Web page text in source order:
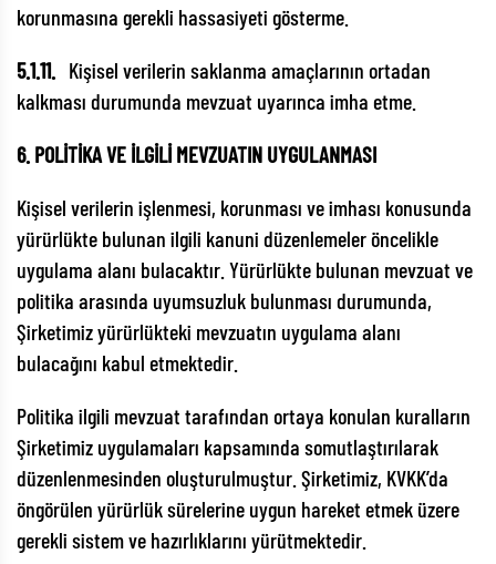
korunmasına gerekli hassasiyeti gösterme.
5.1.11. Kişisel verilerin saklanma amaçlarının ortadan
kalkması durumunda mevzuat uyarınca imha etme.
6. POLİTİKA VE İLGİLİ MEVZUATIN UYGULANMASI
Kişisel verilerin işlenmesi, korunması ve imhası konusunda
yürürlükte bulunan ilgili kanuni düzenlemeler öncelikle
uygulama alanı bulacaktır. Yürürlükte bulunan mevzuat ve
politika arasında uyumsuzluk bulunması durumunda,
Şirketimiz yürürlükteki mevzuatın uygulama alanı
bulacağını kabul etmektedir.
Politika ilgili mevzuat tarafından ortaya konulan kuralların
Şirketimiz uygulamaları kapsamında somutlaştırılarak
düzenlenmesinden oluşturulmuştur. Şirketimiz, KVKK’da
öngörülen yürürlük sürelerine uygun hareket etmek üzere
gerekli sistem ve hazırlıklarını yürütmektedir.